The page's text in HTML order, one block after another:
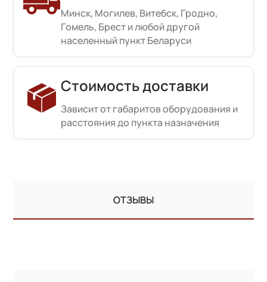
Минск, Могилев, Витебск, Гродно,
Гомель, Брест и любой другой
населенный пункт Беларуси
Стоимость доставки
Зависит от габаритов оборудования и
расстояния до пункта назначения
ОТЗЫВЫ